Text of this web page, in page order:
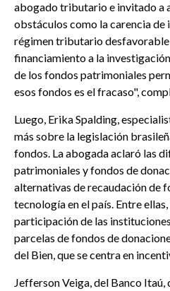
abogado tributario e invitado a
obstáculos como la carencia de
régimen tributario
financiamiento a la
de los fondos patrimoniales
esos fondos es el fracaso",
Luego, Erika Spalding,
más sobre la legislación
fondos. La abogada aclaró las
patrimoniales y fondos de
alternativas de recaudación de
tecnología en el país. Entre
participación de las
parcelas de fondos de
del Bien, que se centra en
Jefferson Veiga, del Banco